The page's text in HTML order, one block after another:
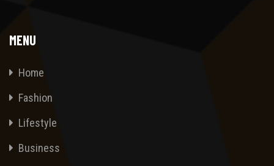
MENU
Home
Fashion
Lifestyle
Business